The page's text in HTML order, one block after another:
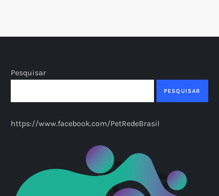
n
ç
d
Pesquisar
PESQUISAR
https://www.facebook.com/PetRedeBrasil